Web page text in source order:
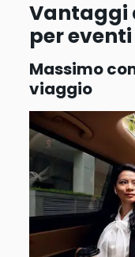
Vantaggi
per
Massimo
viaggio